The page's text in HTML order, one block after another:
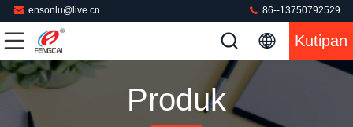
ensonlu@live.cn 86--13750792529
Kutipan
Produk